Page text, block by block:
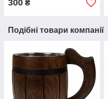
подарунок
300 ₴
Подібні товари компанії